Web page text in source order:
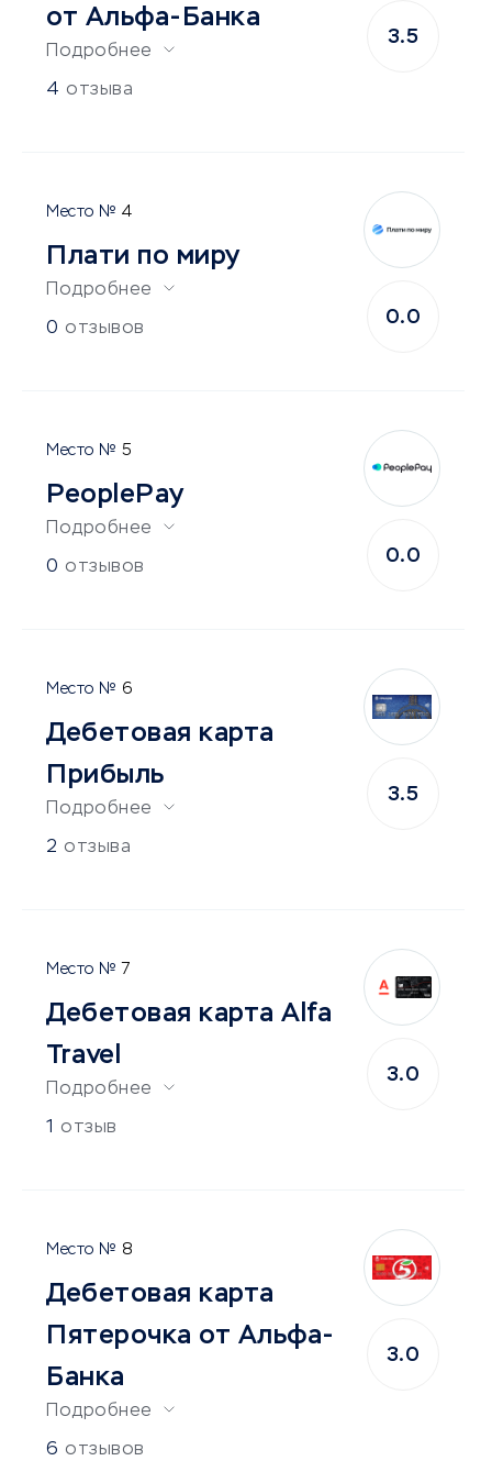
от Альфа-Банка
Подробнее
4 отзыва
3.5
4
Плати по миру
Подробнее
0 отзывов
0.0
5
PeoplePay
Подробнее
0 отзывов
0.0
6
Дебетовая карта
Прибыль
Подробнее
2 отзыва
3.5
7
Дебетовая карта Alfa
Travel
Подробнее
1 отзыв
3.0
8
Дебетовая карта
Пятерочка от Альфа-
Банка
Подробнее
6 отзывов
3.0